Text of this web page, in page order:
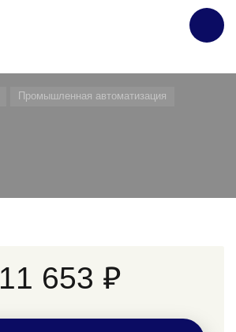
Промышленная автоматизация
11 653 ₽